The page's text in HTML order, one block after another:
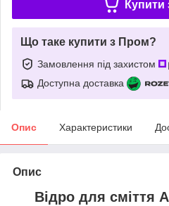
Купити
Що таке купити з Пром?
Замовлення під захистом
Доступна доставка
Опис Характеристики
Опис
Відро для сміття